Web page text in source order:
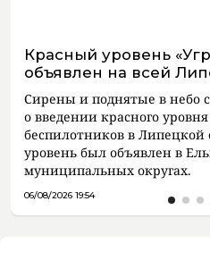
Красный уровень
объявлен на всей
Сирены и поднятые в небо
о введении красного
беспилотников в Липецкой
уровень был объявлен в
муниципальных округах.
06/08/2026 19:54